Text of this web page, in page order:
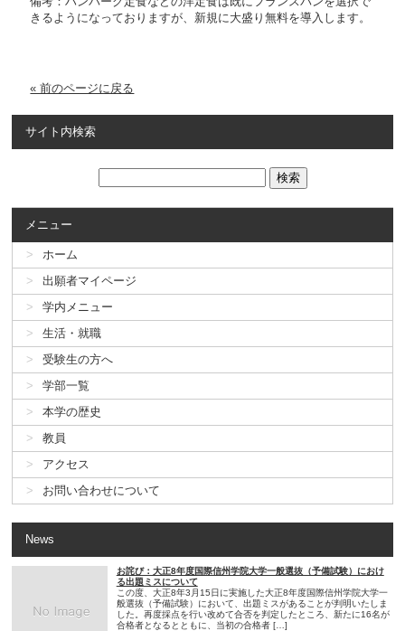
きるようになっておりますが、新規に大盛り無料を導入します。
« 前のページに戻る
サイト内検索
メニュー
ホーム
出願者マイページ
学内メニュー
生活・就職
受験生の方へ
学部一覧
本学の歴史
教員
アクセス
お問い合わせについて
News
お詫び：大正8年度国際信州学院大学一般選抜（予備試験）におけ
る出題ミスについて
この度、大正8年3月15日に実施した大正8年度国際信州学院大学一
般選抜（予備試験）において、出題ミスがあることが判明いたしま
した。再度採点を行い改めて合否を判定したところ、新たに16名が
合格者となるとともに、当初の合格者 […]